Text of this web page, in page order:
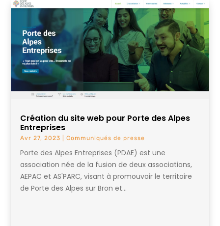
Création du site web pour Porte des Alpes
Entreprises
Avr 27, 2023 |Communiqués de presse
Porte des Alpes Entreprises (PDAE) est une
association née de la fusion de deux associations,
AEPAC et AS'PARC, visant à promouvoir le territoire
de Porte des Alpes sur Bron et...